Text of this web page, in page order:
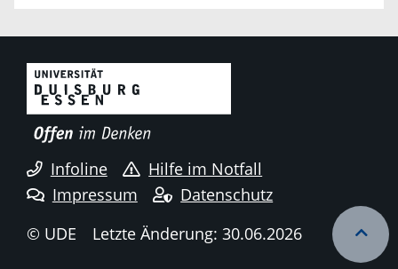
Infoline
Hilfe im Notfall
Impressum
Datenschutz
© UDE
Letzte Änderung: 30.06.2026